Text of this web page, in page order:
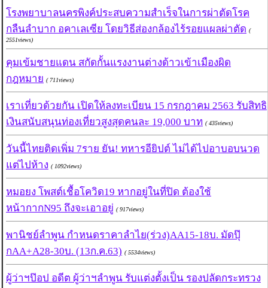
โรงพยาบาลนครพิงค์ประสบความสำเร็จในการผ่าตัดโรค
กลืนลำบาก อคาเลเซีย โดยวิธีส่องกล้องไร้รอยแผลผ่าตัด (
2551views)
คุมเข้มชายแดน สกัดกั้นแรงงานต่างด้าวเข้าเมืองผิด
กฎหมาย ( 711views)
เราเที่ยวด้วยกัน เปิดให้ลงทะเบียน 15 กรกฎาคม 2563 รับสิทธิ
เงินสนับสนุนท่องเที่ยวสูงสุดคนละ 19,000 บาท ( 435views)
วันนี้ไทยติดเพิ่ม 7ราย ยัน! ทหารอียิปต์ ไม่ได้ไปอาบอบนวด
แต่ไปห้าง ( 1092views)
หมอยง โพสต์เชื้อโควิด19 หากอยู่ในที่ปิด ต้องใช้
หน้ากากN95 ถึงจะเอาอยู่ ( 917views)
พานิชย์ลำพูน กำหนดราคาลำไย(ร่วง)AA15-18บ. มัดปุ๊
กAA+A28-30บ. (13ก.ค.63) ( 5534views)
ผู้ว่าฯป๊อป อดีต ผู้ว่าฯลำพูน รับแต่งตั้งเป็น รองปลัดกระทรวง